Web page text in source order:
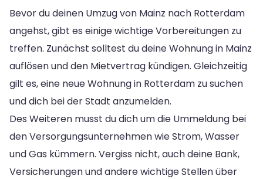
Bevor du deinen Umzug von Mainz nach Rotterdam
angehst, gibt es einige wichtige Vorbereitungen zu
treffen. Zunächst solltest du deine Wohnung in Mainz
auflösen und den Mietvertrag kündigen. Gleichzeitig
gilt es, eine neue Wohnung in Rotterdam zu suchen
und dich bei der Stadt anzumelden.
Des Weiteren musst du dich um die Ummeldung bei
den Versorgungsunternehmen wie Strom, Wasser
und Gas kümmern. Vergiss nicht, auch deine Bank,
Versicherungen und andere wichtige Stellen über